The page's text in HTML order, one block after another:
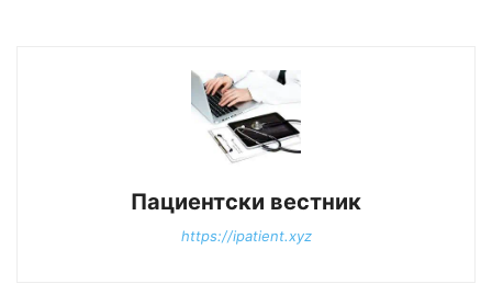
Пациентски вестник
https://ipatient.xyz